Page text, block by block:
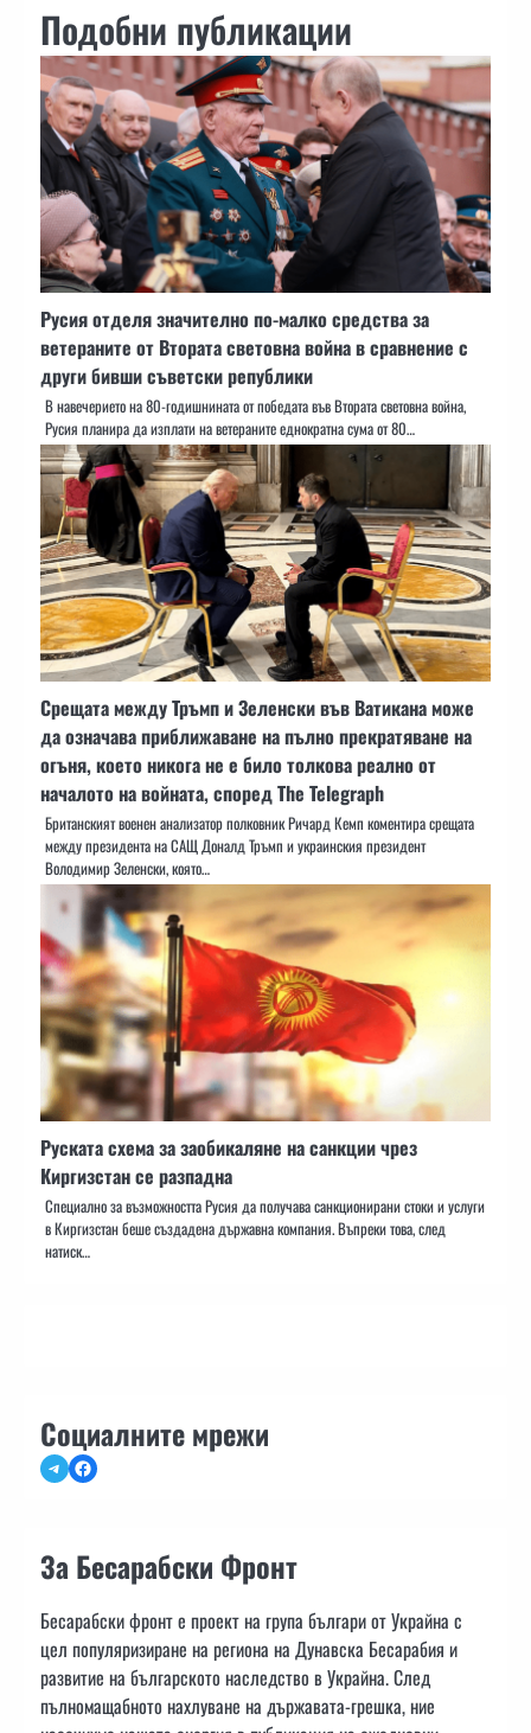
Подобни публикации
Русия отделя значително по-малко средства за
ветераните от Втората световна война в сравнение с
други бивши съветски републики
В навечерието на 80-годишнината от победата във Втората световна война,
Русия планира да изплати на ветераните еднократна сума от 80…
Срещата между Тръмп и Зеленски във Ватикана може
да означава приближаване на пълно прекратяване на
огъня, което никога не е било толкова реално от
началото на войната, според The Telegraph
Британският военен анализатор полковник Ричард Кемп коментира срещата
между президента на САЩ Доналд Тръмп и украинския президент
Володимир Зеленски, която…
Руската схема за заобикаляне на санкции чрез
Киргизстан се разпадна
Специално за възможността Русия да получава санкционирани стоки и услуги
в Киргизстан беше създадена държавна компания. Въпреки това, след
натиск…
Социалните мрежи
TelegramFacebook
За Бесарабски Фронт
Бесарабски фронт е проект на група българи от Украйна с
цел популяризиране на региона на Дунавска Бесарабия и
развитие на българското наследство в Украйна. След
пълномащабното нахлуване на държавата-грешка, ние